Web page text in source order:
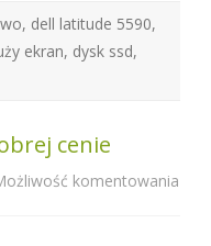
, dell latitude 5590,
ekran, dysk ssd,
cenie
komentowania